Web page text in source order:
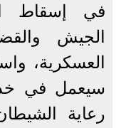
في إسقاط
الجيش
العسكرية،
سيعمل في
رعاية